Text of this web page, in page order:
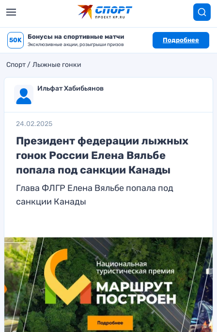
50K Бонусы на спортивные матчи
Эксклюзивные акции, розыгрыши призов
Подробнее
Спорт Лыжные гонки
Ильфат Хабибьянов
24.02.2025
Президент федерации лыжных
гонок России Елена Вяльбе
попала под санкции Канады
Глава ФЛГР Елена Вяльбе попала под
санкции Канады